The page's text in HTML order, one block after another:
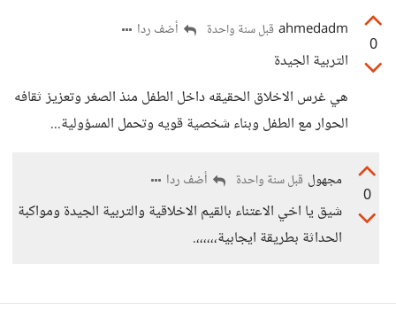
0
ahmedadm قبل سنة واحدة أضف ردا
التربية الجيدة
هي غرس الاخلاق الحقيقه داخل الطفل منذ الصغر وتعزيز ثقافه
الحوار مع الطفل وبناء شخصية قويه وتحمل المسؤولية...
0
مجهول قبل سنة واحدة أضف ردا
شيق يا اخي الاعتناء بالقيم الاخلاقية والتربية الجيدة ومواكبة
الحداثة بطريقة ايجابية،،،،،،.